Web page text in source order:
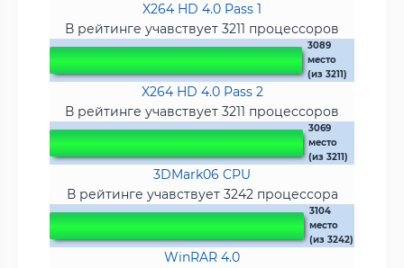
X264 HD 4.0 Pass 1
В рейтинге учавствует 3211 процессоров
3089
место
(из 3211)
X264 HD 4.0 Pass 2
В рейтинге учавствует 3211 процессоров
3069
место
(из 3211)
3DMark06 CPU
В рейтинге учавствует 3242 процессора
3104
место
(из 3242)
WinRAR 4.0